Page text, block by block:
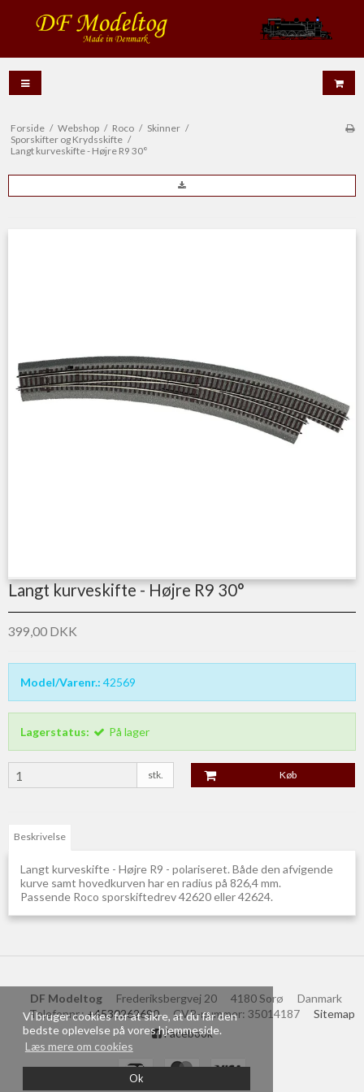
Vi bruger cookies for at sikre, at du får den
bedste oplevelse på vores hjemmeside.
Læs mere om cookies
Ok
Forside / Webshop / Roco / Skinner /
Sporskifter og Krydsskifte /
Langt kurveskifte - Højre R9 30°
Langt kurveskifte - Højre R9 30°
399,00 DKK
Model/Varenr.: 42569
Lagerstatus: På lager
stk. Køb
Beskrivelse
Langt kurveskifte - Højre R9 - polariseret. Både den afvigende
kurve samt hovedkurven har en radius på 826,4 mm.
Passende Roco sporskiftedrev 42620 eller 42624.
DF Modeltog Frederiksbergvej 20 4180 Sorø
Danmark
Telefonnr.: +4530262690 CVR-nummer: 35014187
Sitemap
Facebook